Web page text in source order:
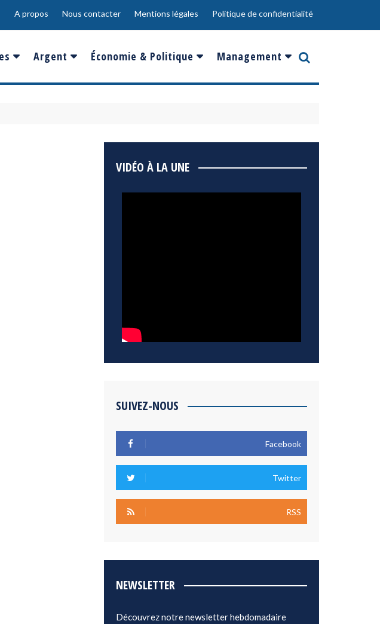
A propos Nous contacter Mentions légales Politique de confidentialité
Argent
Salaire
Epargne & Placements
Économie & Politique
France
Management
Innovation
VIDÉO À LA UNE
SUIVEZ-NOUS
Facebook
Twitter
RSS
NEWSLETTER
Découvrez notre newsletter hebdomadaire